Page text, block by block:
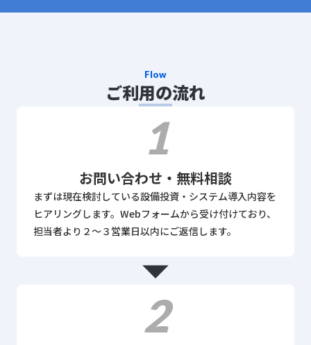
Flow
ご利用の流れ
1
お問い合わせ・無料相談
まずは現在検討している設備投資・システム導入内容を
ヒアリングします。Webフォームから受け付けており、
担当者より２～３営業日以内にご返信します。
arrow_drop_down
2